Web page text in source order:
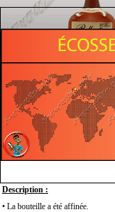
Description :
• La bouteille a été affinée.